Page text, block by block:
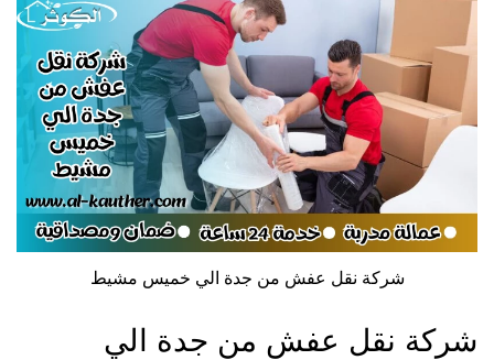
شركة نقل عفش من جدة الي خميس مشيط
شركة نقل عفش من جدة الي